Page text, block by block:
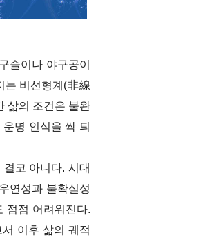
슬이나 야구공이
는 비선형계(非線
삶의 조건은 불완
명 인식을 싹 틔
코 아니다. 시대
연성과 불확실성
점점 어려워진다.
이후 삶의 궤적